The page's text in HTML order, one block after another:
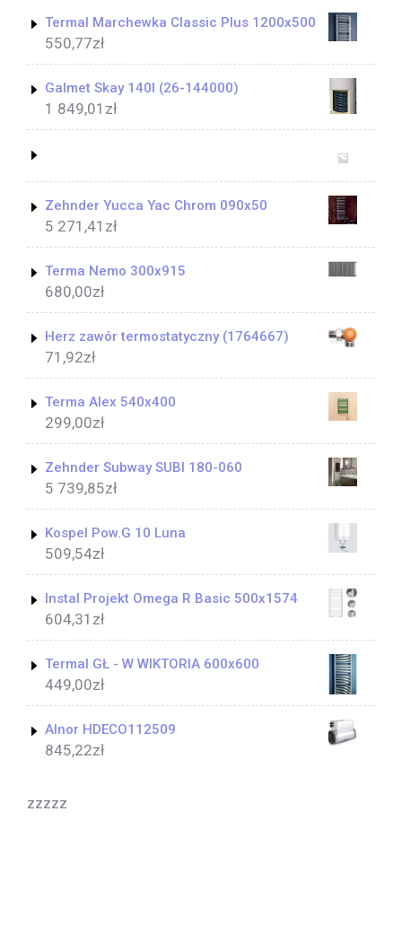
Termal Marchewka Classic Plus 1200x500
550,77zł
Galmet Skay 140l (26-144000)
1 849,01 zł
Zehnder Yucca Yac Chrom 090x50
5 271,41 zł
Terma Nemo 300x915
680,00zł
Herz zawór termostatyczny (1764667)
71,92zł
Terma Alex 540x400
299,00zł
Zehnder Subway SUBI 180-060
5 739,85zł
Kospel Pow.G 10 Luna
509,54zł
Instal Projekt Omega R Basic 500x1574
604,31 zł
Termal GŁ - W WIKTORIA 600x600
449,00zł
Alnor HDECO112509
845,22zł
zzzzz